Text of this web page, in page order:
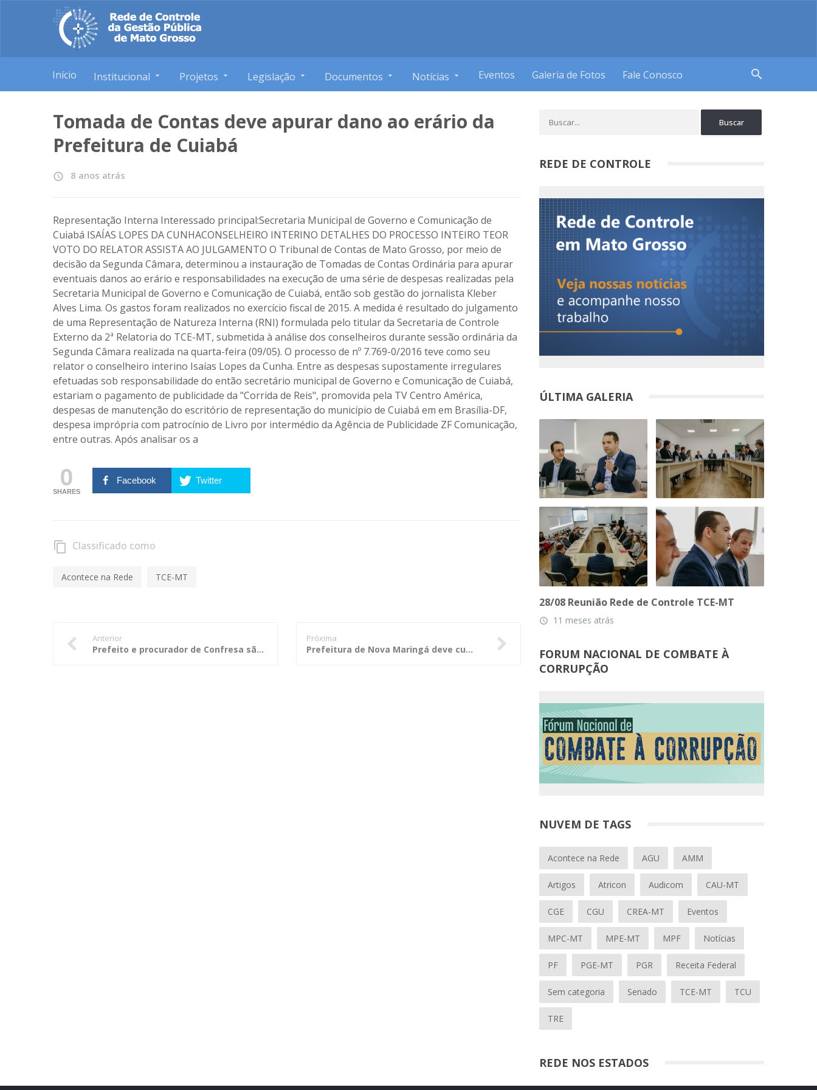
Início Institucional Projetos Legislação Documentos Notícias Eventos Galeria de Fotos Fale Conosco search
Tomada de Contas deve apurar dano ao erário da
Prefeitura de Cuiabá
access_time 8 anos atrás
Representação Interna Interessado principal:Secretaria Municipal de Governo e Comunicação de
Cuiabá ISAÍAS LOPES DA CUNHACONSELHEIRO INTERINO DETALHES DO PROCESSO INTEIRO TEOR
VOTO DO RELATOR ASSISTA AO JULGAMENTO O Tribunal de Contas de Mato Grosso, por meio de
decisão da Segunda Câmara, determinou a instauração de Tomadas de Contas Ordinária para apurar
eventuais danos ao erário e responsabilidades na execução de uma série de despesas realizadas pela
Secretaria Municipal de Governo e Comunicação de Cuiabá, então sob gestão do jornalista Kleber
Alves Lima. Os gastos foram realizados no exercício fiscal de 2015. A medida é resultado do julgamento
de uma Representação de Natureza Interna (RNI) formulada pelo titular da Secretaria de Controle
Externo da 2ª Relatoria do TCE-MT, submetida à análise dos conselheiros durante sessão ordinária da
Segunda Câmara realizada na quarta-feira (09/05). O processo de nº 7.769-0/2016 teve como seu
relator o conselheiro interino Isaías Lopes da Cunha. Entre as despesas supostamente irregulares
efetuadas sob responsabilidade do então secretário municipal de Governo e Comunicação de Cuiabá,
estariam o pagamento de publicidade da "Corrida de Reis", promovida pela TV Centro América,
despesas de manutenção do escritório de representação do município de Cuiabá em em Brasília-DF,
despesa imprópria com patrocínio de Livro por intermédio da Agência de Publicidade ZF Comunicação,
entre outras. Após analisar os a
0
SHARES
Facebook Twitter
content_copy Classificado como
Acontece na Rede TCE-MT
Anterior
Prefeito e procurador de Confresa são multados por irregularidade em licitação
Próxima
Prefeitura de Nova Maringá deve cumprir Lei de Acesso à Informação
REDE DE CONTROLE
ÚLTIMA GALERIA
28/08 Reunião Rede de Controle TCE-MT
access_time 11 meses atrás
FORUM NACIONAL DE COMBATE À
CORRUPÇÃO
NUVEM DE TAGS
Acontece na Rede AGU AMM
Artigos Atricon Audicom CAU-MT
CGE CGU CREA-MT Eventos
MPC-MT MPE-MT MPF Notícias
PF PGE-MT PGR Receita Federal
Sem categoria Senado TCE-MT TCU
TRE
REDE NOS ESTADOS